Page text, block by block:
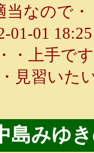
なので・
01-01
・上手で
見習いた
島みゆ